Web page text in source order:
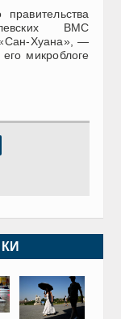
ВМС
«Сан-Хуана», —
микроблоге